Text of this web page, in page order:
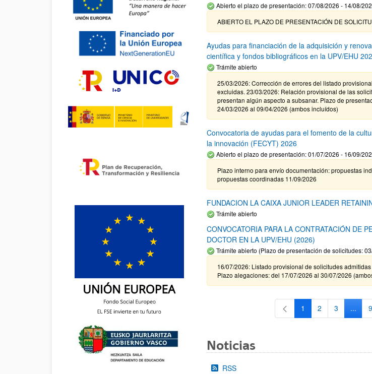
Abierto el plazo de presentación: 07/08/2026 - 14/08/
ABIERTO EL PLAZO DE PRESENTACIÓN DE
Ayudas para financiación de la adquisición y
científica y fondos bibliográficos en la UPV/EHU
Trámite abierto
25/03/2026: Corrección de errores del listado
excluidas. 23/03/2026: Relación provisional de las
presentan algún aspecto a subsanar. Plazo de
24/03/2026 al 09/04/2026 (ambos incluídos)
Convocatoria de ayudas para el fomento de la
la innovación (FECYT) 2026
Abierto el plazo de presentación: 01/07/2026 - 16/09/
Plazo interno para envío documentación: propuestas
propuestas coordinadas 11/09/2026
FUNDACION LA CAIXA JUNIOR LEADER
Trámite abierto
CONVOCATORIA PARA LA CONTRATACIÓN DE
DOCTOR EN LA UPV/EHU (2026)
Trámite abierto (Plazo de presentación de solicitudes:
16/07/2026: Listado provisional de solicitudes
Plazo alegaciones: del 17/07/2026 al 30/07/2026
Página
1 Página
2 Página
3 ...
Noticias
RSS